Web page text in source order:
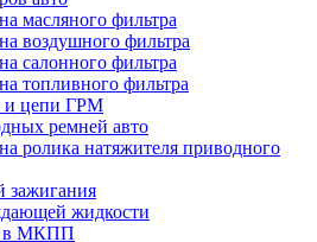
масляного фильтра
воздушного фильтра
салонного фильтра
топливного фильтра
и цепи ГРМ
ремней авто
ролика натяжителя приводного
зажигания
жидкости
в МКПП